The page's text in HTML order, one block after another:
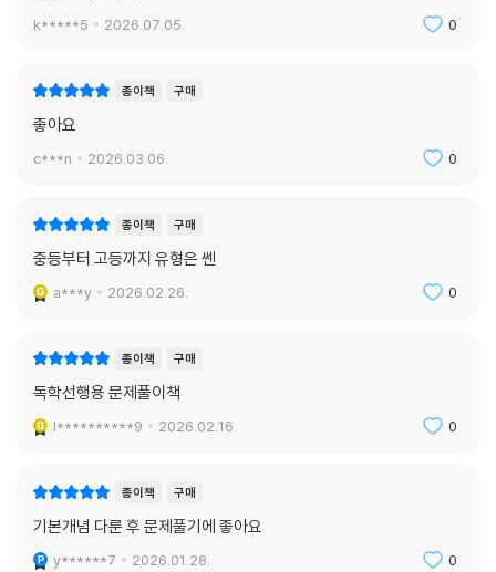
k*****5 2026.07.05. 0
종이책 구매
좋아요
c***n 2026.03.06. 0
종이책 구매
중등부터 고등까지 유형은 쎈
a***y 2026.02.26. 0
종이책 구매
독학선행용 문제풀이책
l**********9 2026.02.16. 0
종이책 구매
기본개념 다룬 후 문제풀기에 좋아요
y******7 2026.01.28. 0